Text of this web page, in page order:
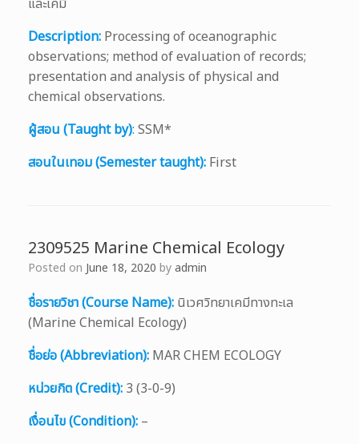
และเคมี
Description: Processing of oceanographic
observations; method of evaluation of records;
presentation and analysis of physical and
chemical observations.
ผู้สอน (Taught by): SSM*
สอนในเทอม (Semester taught): First
2309525 Marine Chemical Ecology
Posted on June 18, 2020 byadmin
ชื่อรายวิชา (Course Name): นิเวศวิทยาเคมีทางทะเล
(Marine Chemical Ecology)
ชื่อย่อ (Abbreviation): MAR CHEM ECOLOGY
หน่วยกิต (Credit): 3 (3-0-9)
เงื่อนไข (Condition): –